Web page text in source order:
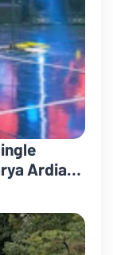
Ardian